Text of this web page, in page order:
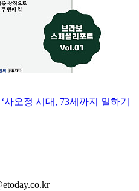
사오정 시대, 73세까지 일하기